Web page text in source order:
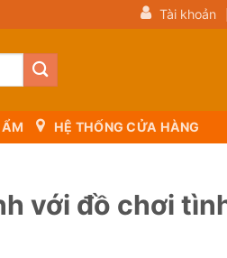
Tài khoản
HỆ THỐNG CỬA HÀNG
với đồ chơi